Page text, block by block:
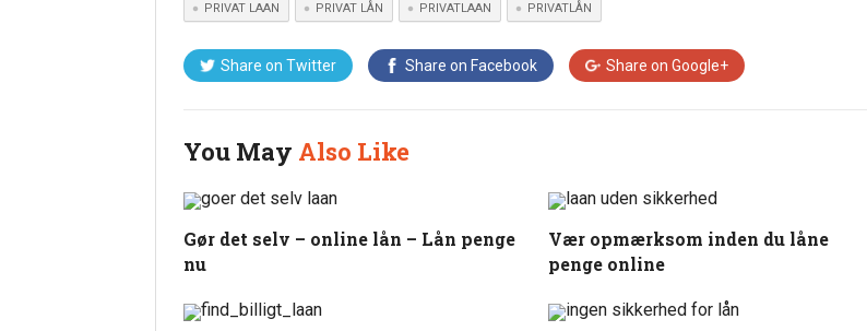
PRIVAT LAAN PRIVAT LÅN PRIVATLAAN PRIVATLÅN
Share on Twitter Share on Facebook Share on Google+
You May Also Like
Gør det selv – online lån – Lån penge
nu
Vær opmærksom inden du låne
penge online